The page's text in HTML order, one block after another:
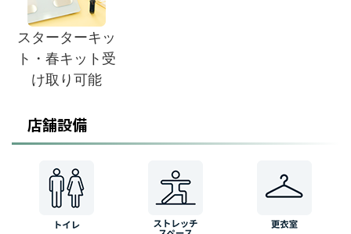
スターターキッ
ト・春キット受
け取り可能
店舗設備